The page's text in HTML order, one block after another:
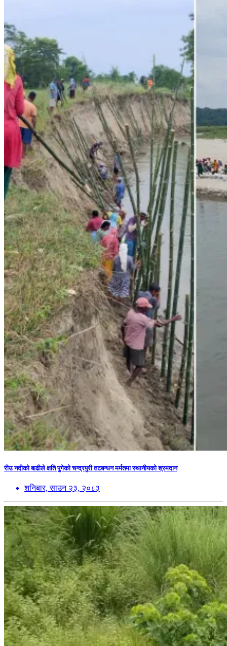
रीउ नदीको बाढीले क्षति पुगेको चन्द्रपुरी तटबन्धन मर्मतमा स्थानीयको श्रमदान
शनिबार, साउन २३, २०८३